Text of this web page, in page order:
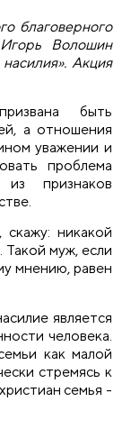
благоверного
Волошин
Акция
быть
а отношения
уважении и
проблема
признаков
никакой
муж, если
мнению, равен
является
человека.
как малой
стремясь к
семья -